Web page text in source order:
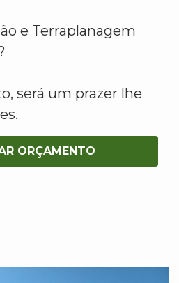
e Terraplanagem
será um prazer lhe
ORÇAMENTO